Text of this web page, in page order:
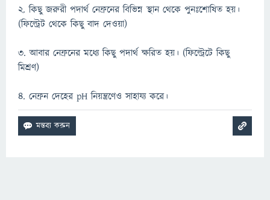
২. কিছু জরুরী পদার্থ নেফ্রনের বিভিন্ন স্থান থেকে পুনঃশোষিত হয়।
(ফিল্ট্রেট থেকে কিছু বাদ দেওয়া)
৩. আবার নেফ্রনের মধ্যে কিছু পদার্থ ক্ষরিত হয়। (ফিল্ট্রেটে কিছু
মিশ্রণ)
৪. নেফ্রন দেহের pH নিয়ন্ত্রণেও সাহায্য করে।